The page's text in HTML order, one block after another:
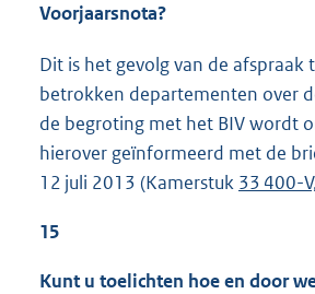
Voorjaarsnota?
Dit is het gevolg van de afspraak
betrokken departementen over
de begroting met het BIV wordt
hierover geïnformeerd met de
12 juli 2013 (Kamerstuk 33 400-
15
Kunt u toelichten hoe en door